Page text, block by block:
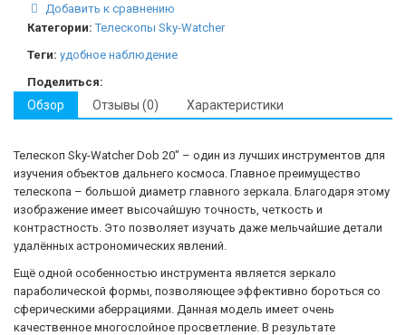
Добавить к сравнению
Категории: Телескопы Sky-Watcher
Теги: удобное наблюдение
Поделиться:
Обзор Отзывы (0) Характеристики
Телескоп Sky-Watcher Dob 20" – один из лучших инструментов для
изучения объектов дальнего космоса Главное преимущество
телескопа – большой диаметр главного зеркала Благодаря этому
изображение имеет высочайшую точность четкость и
контрастность Это позволяет изучать даже мельчайшие детали
удалённых астрономических явлений
Ещё одной особенностью инструмента является зеркало
параболической формы позволяющее эффективно бороться со
сферическими аберрациями Данная модель имеет очень
качественное многослойное просветление В результате